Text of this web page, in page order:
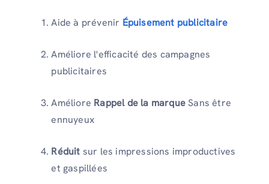
Aide à prévenir Épuisement publicitaire
Améliore l'efficacité des campagnes
publicitaires
Améliore Rappel de la marqueSans être
ennuyeux
Réduit sur les impressions improductives
et gaspillées